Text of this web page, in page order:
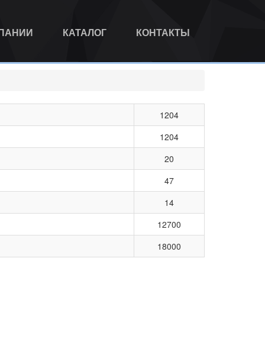
КАТАЛОГ КОНТАКТЫ
1204
1204
20
47
14
12700
18000